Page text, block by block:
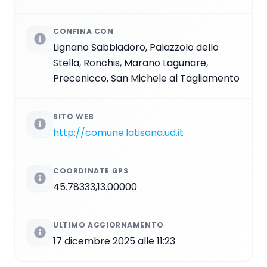
CONFINA CON
Lignano Sabbiadoro, Palazzolo dello
Stella, Ronchis, Marano Lagunare,
Precenicco, San Michele al Tagliamento
SITO WEB
http://comune.latisana.ud.it
COORDINATE GPS
45.78333,13.00000
ULTIMO AGGIORNAMENTO
17 dicembre 2025 alle 11:23